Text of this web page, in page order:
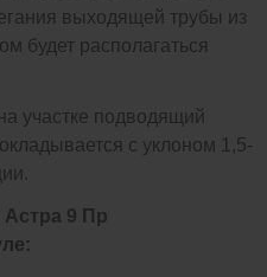
выходящей трубы из
будет располагаться
участке подводящий
с уклоном 1,5-
Астра 9 Пр